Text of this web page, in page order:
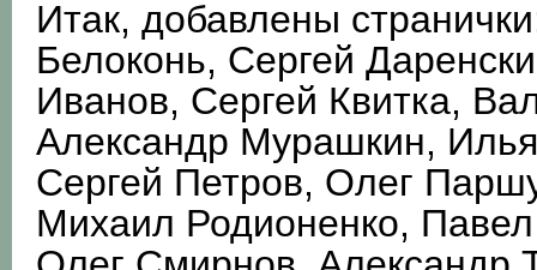
Итак, добавлены
Белоконь, Сергей
Иванов, Сергей Квитка,
Александр Мурашкин,
Сергей Петров, Олег
Михаил Родионенко,